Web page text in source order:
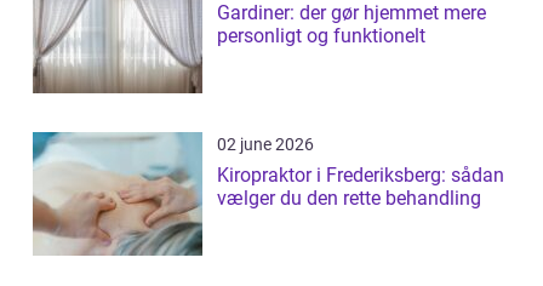
Gardiner: der gør hjemmet mere
personligt og funktionelt
02 june 2026
Kiropraktor i Frederiksberg: sådan
vælger du den rette behandling